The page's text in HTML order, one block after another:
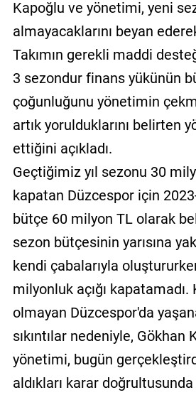
Kapoğlu ve yönetimi, yeni
almayacaklarını beyan
Takımın gerekli maddi
3 sezondur finans yükünün
çoğunluğunu yönetimin
artık yorulduklarını belirten
ettiğini açıkladı.
Geçtiğimiz yıl sezonu 30
kapatan Düzcespor için
bütçe 60 milyon TL olarak
sezon bütçesinin yarısına
kendi çabalarıyla
milyonluk açığı kapatamadı.
olmayan Düzcespor'da
sıkıntılar nedeniyle, Gökhan
yönetimi, bugün
aldıkları karar